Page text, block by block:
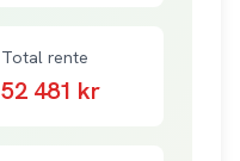
Total rente
52 481 kr